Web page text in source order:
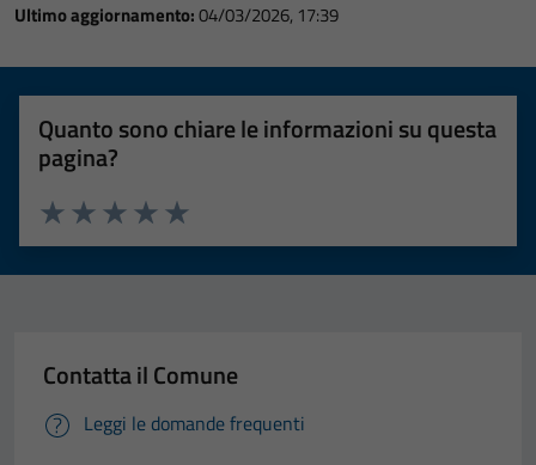
Ultimo aggiornamento:04/03/2026, 17:39
Quanto sono chiare le informazioni su questa
pagina?
Valuta 5 stelle su 5
Valuta 4 stelle su 5
Valuta 3 stelle su 5
Valuta 2 stelle su 5
Valuta 1 stelle su 5
Contatta il Comune
Leggi le domande frequenti
Questi cookie
del sito e non
Questi cookie
non raccolgono